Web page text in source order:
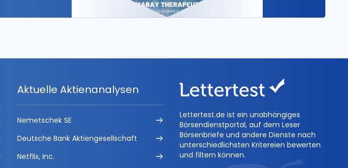
Aktuelle Aktienanalysen
Nemetschek SE
Deutsche Bank Aktiengesellschaft
Netflix, Inc.
Lettertest.de ist ein unabhängiges
Börsendienstportal, auf dem Leser
Börsenbriefe und andere Dienste nach
unterschiedlichsten Kritereien bewerten
und filtern können.